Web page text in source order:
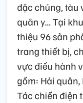
đặc chủng, tàu
quân y... Tại
thiệu 96 sản
trang thiết bị,
vực điều hành
gồm: Hải
Tác chiến điện